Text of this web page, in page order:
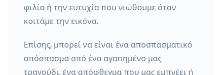
φιλία ή την ευτυχία που νιώθουμε όταν
κοιτάμε την εικόνα.
Επίσης, μπορεί να είναι ένα αποσπασματικό
απόσπασμα από ένα αγαπημένο μας
τραγούδι, ένα απόφθεγμα που μας εμπνέει ή